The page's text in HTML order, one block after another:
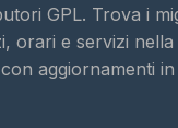
GPL. Trova i
orari e servizi nella
aggiornamenti